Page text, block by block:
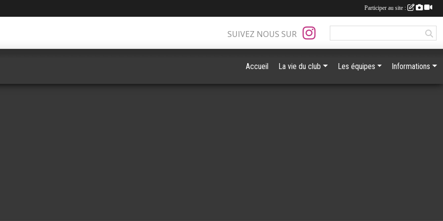
SUIVEZ NOUS SUR
Accueil La vie du club Les équipes Informations
Participer au site :